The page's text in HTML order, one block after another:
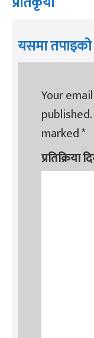
यसमा
Your
published.
marked*
प्रतिक्रिया